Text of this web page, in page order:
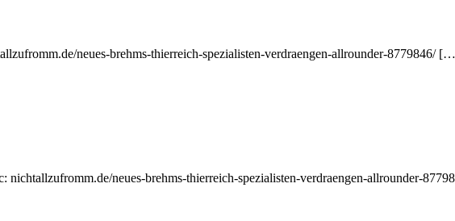
neues-brehms-thierreich-spezialisten-verdraengen-allrounder-8779846/
neues-brehms-thierreich-spezialisten-verdraengen-allrounder-